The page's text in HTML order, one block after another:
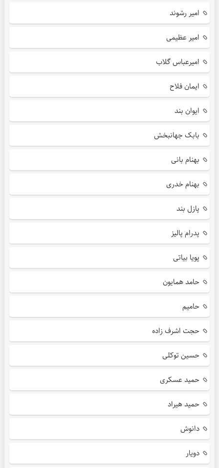
امیر رشوند
امیر عظیمی
امیرعباس گلاب
ایمان فلاح
ایوان بند
بابک جهانبخش
بهنام بانی
بهنام خدری
پازل بند
پدرام پالیز
پویا بیاتی
حامد همایون
حامیم
حجت اشرف زاده
حسین توکلی
حمید عسکری
حمید هیراد
دانوش
دویار